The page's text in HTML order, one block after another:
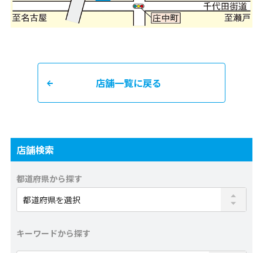
店舗一覧に戻る
店舗検索
都道府県から探す
キーワードから探す